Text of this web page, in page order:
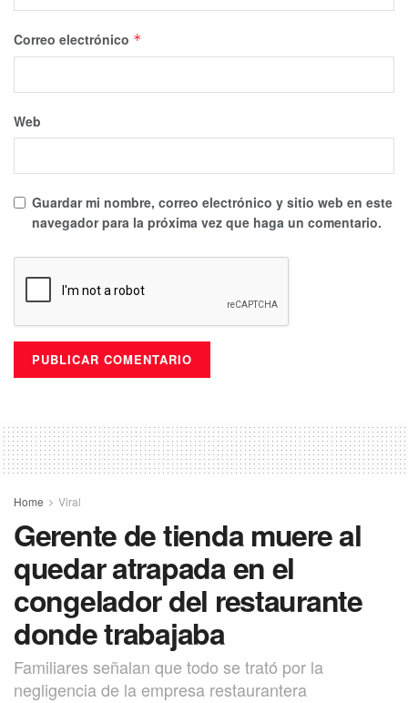
Puedes volver a Leer
Correo electrónico *
Web
Guardar mi nombre, correo electrónico y sitio web en este
navegador para la próxima vez que haga un comentario.
Home Viral
Gerente de tienda muere al
quedar atrapada en el
congelador del restaurante
donde trabajaba
Familiares señalan que todo se trató por la
negligencia de la empresa restaurantera